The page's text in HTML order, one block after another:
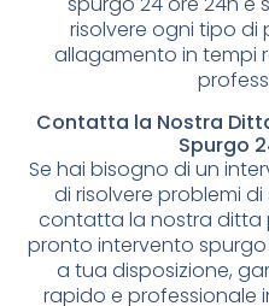
risolvere ogni tipo
allagamento in tempi
Contatta la Nostra
Spurgo
Se hai bisogno di un
di risolvere problemi
contatta la nostra ditta
pronto intervento spurgo
a tua disposizione,
rapido e professionale